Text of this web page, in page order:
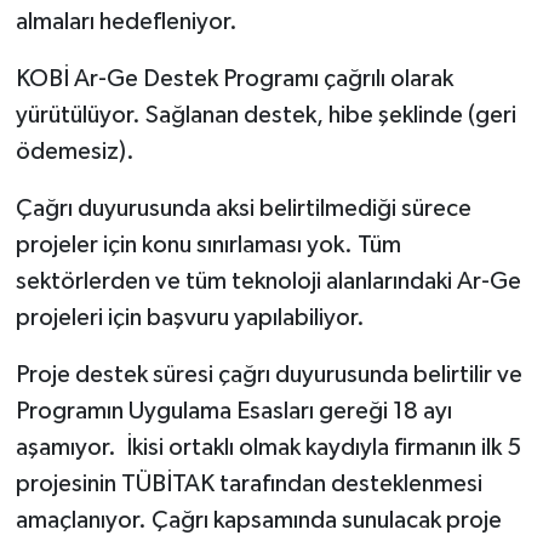
almaları hedefleniyor.
KOBİ Ar-Ge Destek Programı çağrılı olarak
yürütülüyor. Sağlanan destek, hibe şeklinde (geri
ödemesiz).
Çağrı duyurusunda aksi belirtilmediği sürece
projeler için konu sınırlaması yok. Tüm
sektörlerden ve tüm teknoloji alanlarındaki Ar-Ge
projeleri için başvuru yapılabiliyor.
Proje destek süresi çağrı duyurusunda belirtilir ve
Programın Uygulama Esasları gereği 18 ayı
aşamıyor. İkisi ortaklı olmak kaydıyla firmanın ilk 5
projesinin TÜBİTAK tarafından desteklenmesi
amaçlanıyor. Çağrı kapsamında sunulacak proje